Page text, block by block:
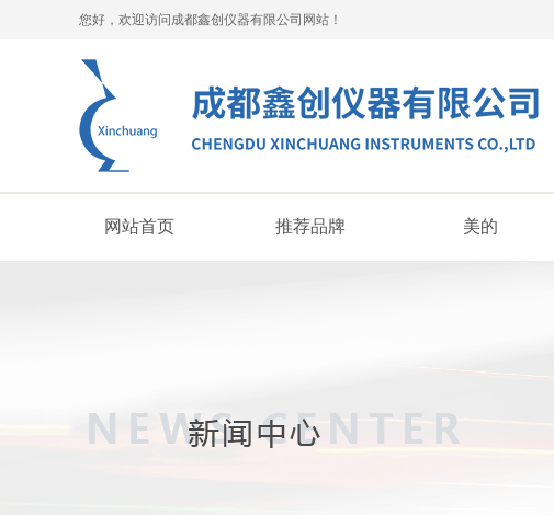
您好，欢迎访问成都鑫创仪器有限公司网站！
网站首页 推荐品牌 美的